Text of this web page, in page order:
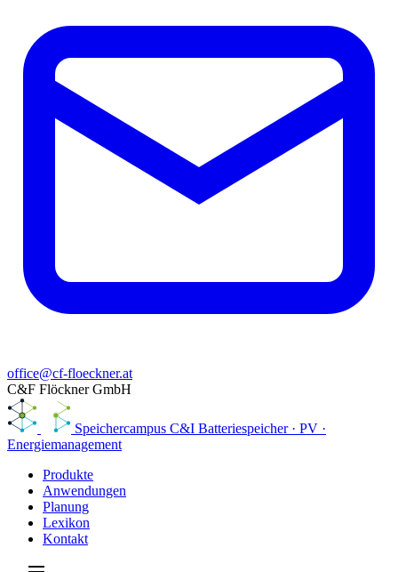
office@cf-floeckner.at
C&F Flöckner GmbH
Speichercampus C&I Batteriespeicher · PV ·
Energiemanagement
Produkte
Anwendungen
Planung
Lexikon
Kontakt